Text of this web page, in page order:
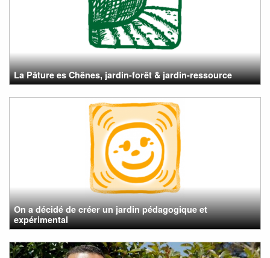
La Pâture es Chênes, jardin-forêt & jardin-ressource
On a décidé de créer un jardin pédagogique et
expérimental